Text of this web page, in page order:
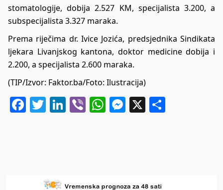
stomatologije, dobija 2.527 KM, specijalista 3.200, a
subspecijalista 3.327 maraka.
Prema riječima dr. Ivice Jozića, predsjednika Sindikata
ljekara Livanjskog kantona, doktor medicine dobija i
2.200, a specijalista 2.600 maraka.
(TIP/Izvor: Faktor.ba/Foto: Ilustracija)
Facebook
Twitter
LinkedIn
ViberWhatsApp
Messenger
X